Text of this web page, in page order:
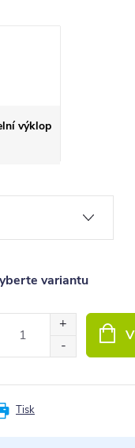
výklop
variantu
Tisk